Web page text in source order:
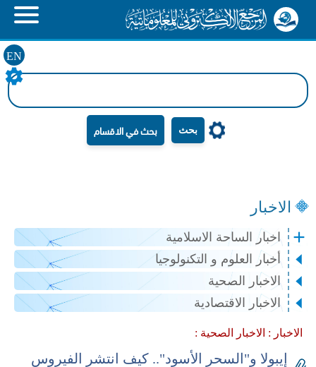
EN
بحث
الاخبار
اخبار الساحة الاسلامية
أخبار العلوم و التكنولوجيا
الاخبار الصحية
الاخبار الاقتصادية
الاخبار : الاخبار الصحية :
إيبولا و"السحر الأسود".. كيف انتشر الفيروس